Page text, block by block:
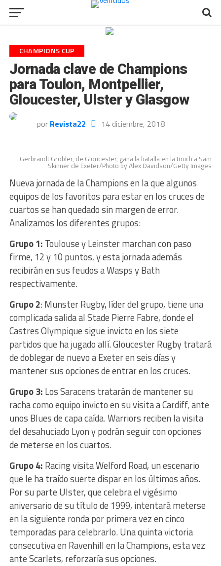
CHAMPIONS CUP
Jornada clave de Champions
para Toulon, Montpellier,
Gloucester, Ulster y Glasgow
por Revista22 14 diciembre, 2018
Gerbrandt Grobler, de Gloucester, gana la batalla en la touch a Sam
Skinner de Exeter/Photo by Alex Davidson/Getty Images
Nueva jornada de la Champions en la que algunos
equipos de los favoritos para estar en los cruces de
cuartos se han quedado sin margen de error.
Analizamos los diferentes grupos:
Grupo 1: Toulouse y Leinster marchan con paso
firme, 12 y 10 puntos, y esta jornada además
recibirán en sus feudos a Wasps y Bath
respectivamente.
Grupo 2: Munster Rugby, líder del grupo, tiene una
complicada salida al Stade Pierre Fabre, donde el
Castres Olympique sigue invicto en los siete
partidos que ha jugado allí. Gloucester Rugby tratará
de doblegar de nuevo a Exeter en seis días y
mantener sus opciones de entrar en los cruces.
Grupo 3: Los Saracens tratarán de mantener su
racha como equipo invicto en su visita a Cardiff, ante
unos Blues de capa caída. Warriors reciben la visita
del desahuciado Lyon y podrán seguir con opciones
de meterse en los cuartos.
Grupo 4: Racing visita Welford Road, un escenario
que le ha traído suerte dispar en los últimos años.
Por su parte Ulster, que celebra el vigésimo
aniversario de su título de 1999, intentará meterse
en la siguiente ronda por primera vez en cinco
temporadas para celebrarlo. Una quinta victoria
consecutiva en Ravenhill en la Champions, esta vez
ante Scarlets, reforzaría sus opciones.